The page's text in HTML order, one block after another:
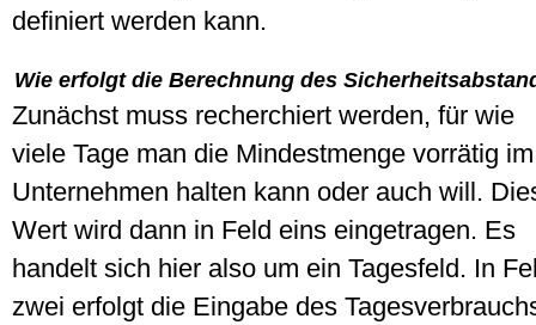
definiert werden kann.
Wie erfolgt die Berechnung des
Zunächst muss recherchiert werden, für wie
viele Tage man die Mindestmenge vorrätig im
Unternehmen halten kann oder auch will.
Wert wird dann in Feld eins eingetragen. Es
handelt sich hier also um ein Tagesfeld. In
zwei erfolgt die Eingabe des